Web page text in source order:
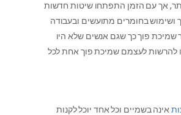
אך עם הזמן התפתחו שיטות חדשות
ושימוש בחומרים מתועשים ובעבודה
שמיכת פוך כך שגם אנשים שלא היו
להרשות לעצמם שמיכת פוך אחת לכל
אינה בשמיים וכל אחד יוכל לקנות